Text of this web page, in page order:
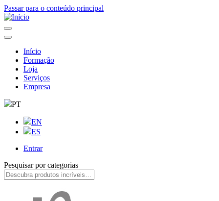
Passar para o conteúdo principal
Navegação
principal
Início
Formação
Loja
Serviços
Empresa
PT
EN
ES
account
menu
Entrar
Pesquisar por categorias